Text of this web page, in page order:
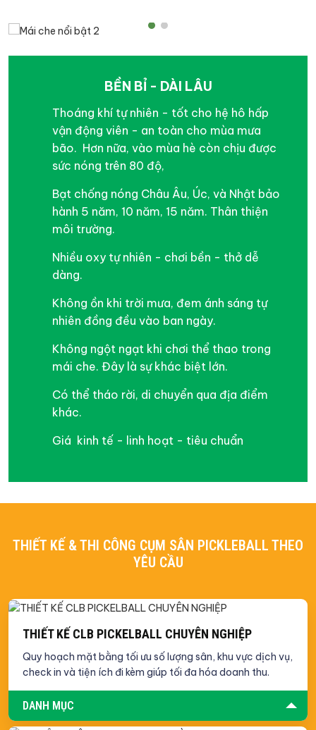
BỀN BỈ - DÀI LÂU
Thoáng khí tự nhiên - tốt cho hệ hô hấp
vận động viên - an toàn cho mùa mưa
bão. Hơn nữa, vào mùa hè còn chịu được
sức nóng trên 80 độ,
Bạt chống nóng Châu Âu, Úc, và Nhật bảo
hành 5 năm, 10 năm, 15 năm. Thân thiện
môi trường.
Nhiều oxy tự nhiên - chơi bền - thở dễ
dàng.
Không ồn khi trời mưa, đem ánh sáng tự
nhiên đồng đều vào ban ngày.
Không ngột ngạt khi chơi thể thao trong
mái che. Đây là sự khác biệt lớn.
Có thể tháo rời, di chuyển qua địa điểm
khác.
Giá kinh tế - linh hoạt - tiêu chuẩn
THIẾT KẾ & THI CÔNG CỤM SÂN PICKLEBALL THEO
YÊU CẦU
THIẾT KẾ CLB PICKELBALL CHUYÊN NGHIỆP
Quy hoạch mặt bằng tối ưu số lượng sân, khu vực dịch vụ,
check in và tiện ích đi kèm giúp tối đa hóa doanh thu.
DANH MỤC